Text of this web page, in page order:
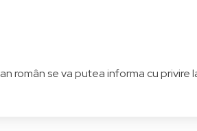
Hunedoara
român se va putea informa cu privire